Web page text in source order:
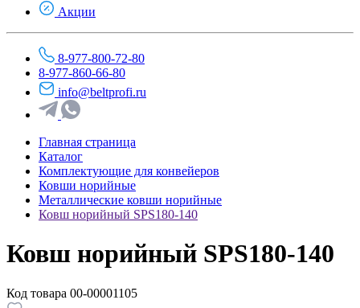
Акции
8-977-800-72-80
8-977-860-66-80
info@beltprofi.ru
Главная страница
Каталог
Комплектующие для конвейеров
Ковши норийные
Металлические ковши норийные
Ковш норийный SPS180-140
Ковш норийный SPS180-140
Код товара 00-00001105